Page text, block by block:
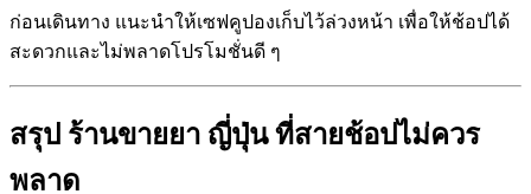
ก่อนเดินทาง แนะนำให้เซฟคูปองเก็บไว้ล่วงหน้า เพื่อให้ช้อปได้
สะดวกและไม่พลาดโปรโมชั่นดี ๆ
สรุป ร้านขายยา ญี่ปุ่น ที่สายช้อปไม่ควร
พลาด